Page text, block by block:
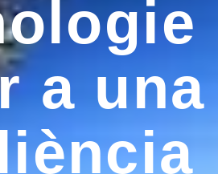
a una